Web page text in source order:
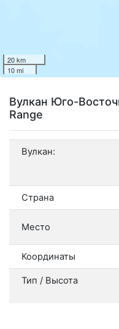
20 km
10 mi
Вулкан Юго-
Range
Вулкан:
Страна
Место
Координаты
Тип / Высота